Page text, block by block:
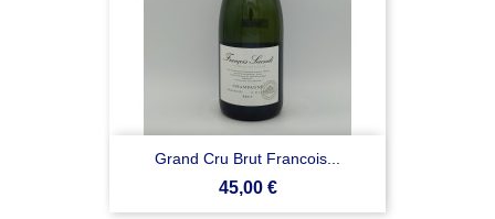
Grand Cru Brut Francois...
Prezzo
45,00 €